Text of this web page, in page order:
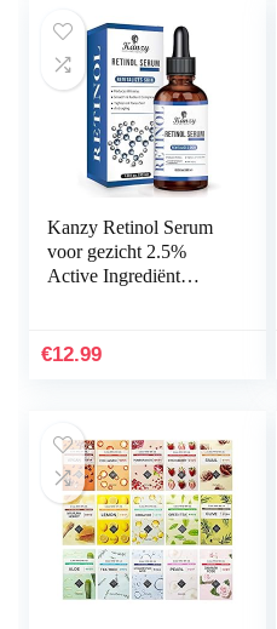
Kanzy Retinol Serum
voor gezicht 2.5%
Active Ingrediënt
Organische Aloë Vera
€12.99